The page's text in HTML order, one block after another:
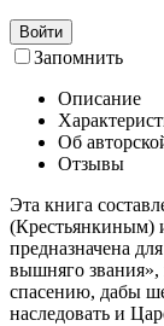
Войти
Запомнить
Описание
Об
Отзывы
Эта книга
(Крестьянкиным)
предназначена
вышняго звания»,
спасению, дабы
наследовать и